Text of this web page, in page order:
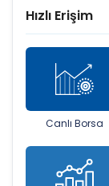
Hızlı Erişim
Canlı Borsa